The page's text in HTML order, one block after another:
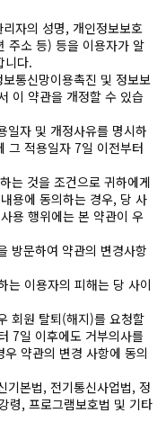
자의 성명, 개인정보보호
주소 등) 등을 이용자가 알
니다.
통신망이용촉진 및 정보보
이 약관을 개정할 수 있습
일자 및 개정사유를 명시하
그 적용일자 7일 이전부터
는 것을 조건으로 귀하에게
용에 동의하는 경우, 당 사
용 행위에는 본 약관이 우
방문하여 약관의 변경사항
는 이용자의 피해는 당 사이
회원 탈퇴(해지)를 요청할
7일 이후에도 거부의사를
약관의 변경 사항에 동의
기본법, 전기통신사업법, 정
령, 프로그램보호법 및 기타